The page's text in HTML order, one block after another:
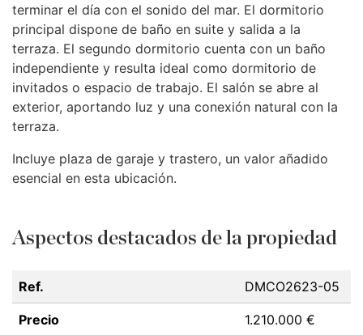
terminar el día con el sonido del mar. El dormitorio
principal dispone de baño en suite y salida a la
terraza. El segundo dormitorio cuenta con un baño
independiente y resulta ideal como dormitorio de
invitados o espacio de trabajo. El salón se abre al
exterior, aportando luz y una conexión natural con la
terraza.
Incluye plaza de garaje y trastero, un valor añadido
esencial en esta ubicación.
Aspectos destacados de la propiedad
Ref. DMCO2623-05
Precio 1.210.000 €